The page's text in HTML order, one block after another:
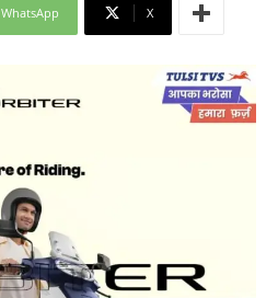
WhatsApp X